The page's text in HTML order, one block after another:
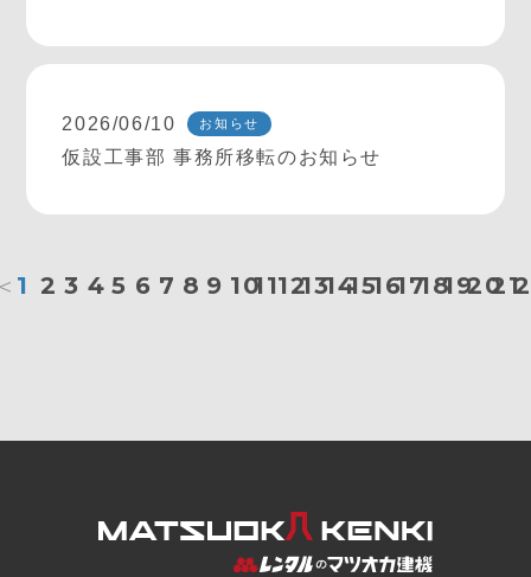
2026/06/10 お知らせ
仮設工事部 事務所移転のお知らせ
1 2 3 4 5 6 7 8 9 101112131415161718192021